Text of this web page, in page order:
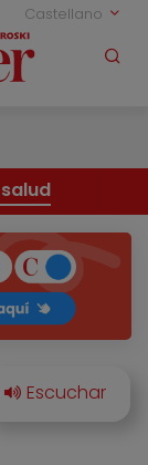
Castellano